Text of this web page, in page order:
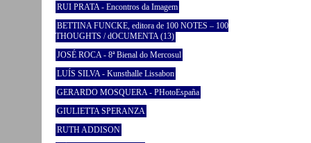
RUI PRATA - Encontros da Imagem
BETTINA FUNCKE, editora de 100 NOTES – 100
THOUGHTS / dOCUMENTA (13)
JOSÉ ROCA - 8ª Bienal do Mercosul
LUÍS SILVA - Kunsthalle Lissabon
GERARDO MOSQUERA - PHotoEspaña
GIULIETTA SPERANZA
RUTH ADDISON